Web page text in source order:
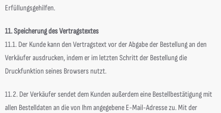
Erfüllungsgehilfen.
11. Speicherung des Vertragstextes
11.1. Der Kunde kann den Vertragstext vor der Abgabe der Bestellung an den
Verkäufer ausdrucken, indem er im letzten Schritt der Bestellung die
Druckfunktion seines Browsers nutzt.
11.2. Der Verkäufer sendet dem Kunden außerdem eine Bestellbestätigung mit
allen Bestelldaten an die von Ihm angegebene E-Mail-Adresse zu. Mit der